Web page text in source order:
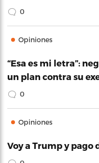
0
Opiniones
“Esa es mi letra”:
un plan contra su
0
Opiniones
Voy a Trump y pago